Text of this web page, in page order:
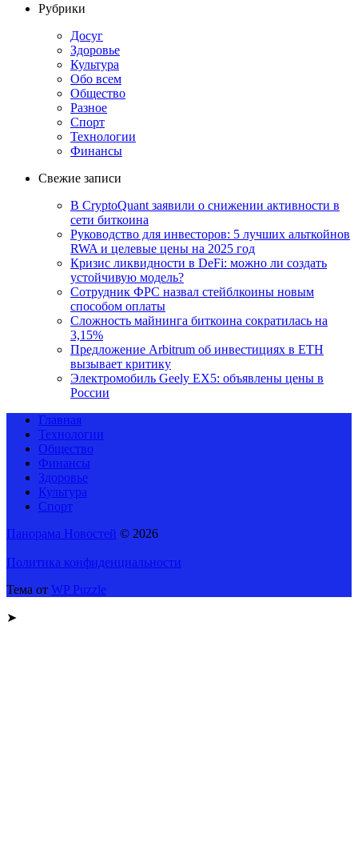
Рубрики
Досуг
Здоровье
Культура
Обо всем
Общество
Разное
Спорт
Технологии
Финансы
Свежие записи
В CryptoQuant заявили о снижении активности в
сети биткоина
Руководство для инвесторов: 5 лучших альткойнов
RWA и целевые цены на 2025 год
Кризис ликвидности в DeFi: можно ли создать
устойчивую модель?
Сотрудник ФРС назвал стейблкоины новым
способом оплаты
Сложность майнинга биткоина сократилась на
3,15%
Предложение Arbitrum об инвестициях в ETH
вызывает критику
Электромобиль Geely EX5: объявлены цены в
России
Главная
Технологии
Общество
Финансы
Здоровье
Культура
Спорт
Панорама Новостей © 2026
Политика конфиденциальности
Тема от WP Puzzle
➤